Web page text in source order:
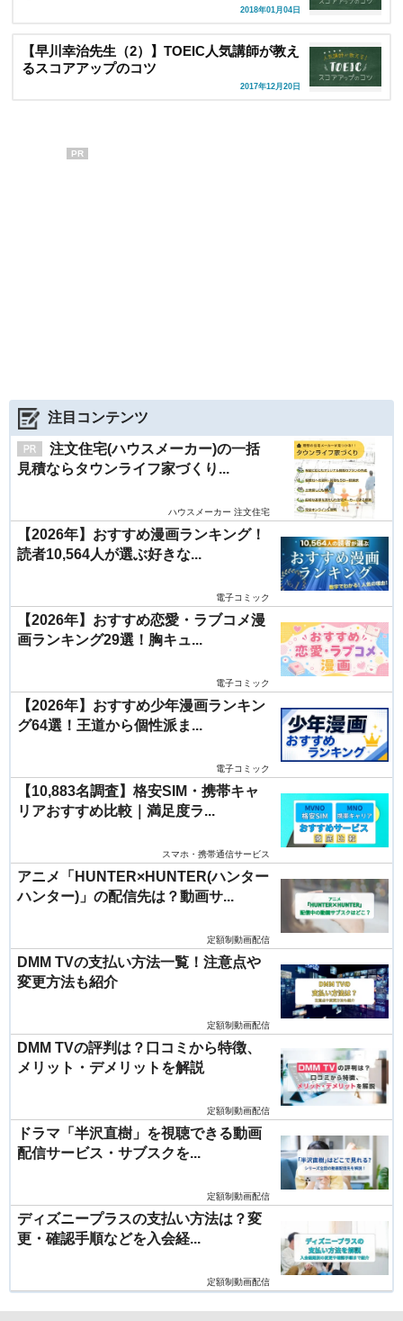
2018年01月04日
【早川幸治先生（2）】TOEIC人気講師が教え
るスコアアップのコツ
2017年12月20日
PR
注目コンテンツ
注文住宅(ハウスメーカー)の一括
見積ならタウンライフ家づくり...
ハウスメーカー 注文住宅
【2026年】おすすめ漫画ランキング！
読者10,564人が選ぶ好きな...
電子コミック
【2026年】おすすめ恋愛・ラブコメ漫
画ランキング29選！胸キュ...
電子コミック
【2026年】おすすめ少年漫画ランキン
グ64選！王道から個性派ま...
電子コミック
【10,883名調査】格安SIM・携帯キャ
リアおすすめ比較｜満足度ラ...
スマホ・携帯通信サービス
アニメ「HUNTER×HUNTER(ハンター
ハンター)」の配信先は？動画サ...
定額制動画配信
DMM TVの支払い方法一覧！注意点や
変更方法も紹介
定額制動画配信
DMM TVの評判は？口コミから特徴、
メリット・デメリットを解説
定額制動画配信
ドラマ「半沢直樹」を視聴できる動画
配信サービス・サブスクを...
定額制動画配信
ディズニープラスの支払い方法は？変
更・確認手順などを入会経...
定額制動画配信